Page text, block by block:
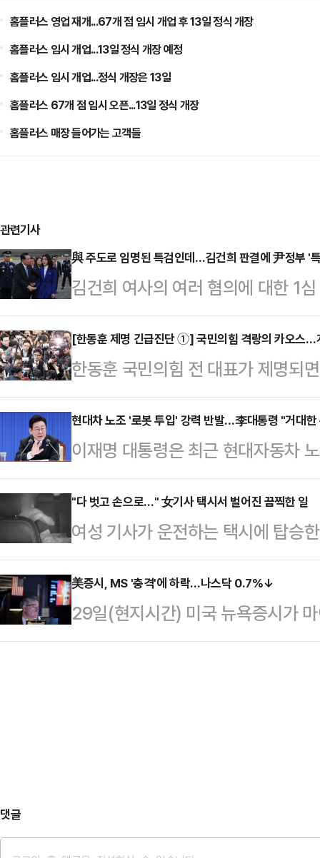
홈플러스 영업 재개...67개 점 임시 개업 후 13일 정식 개장
홈플러스 임시 개업...13일 정식 개장 예정
홈플러스 임시 개업...정식 개장은 13일
홈플러스 67개 점 임시 오픈...13일 정식 개장
홈플러스 매장 들어가는 고객들
관련기사
與 주도로 임명된 특검인데…김건희 판결에 尹정부 '
김건희 여사의 여러 혐의에 대한 1
있다. 통일교 뇌물 부분은 실형을
동력이었던 도이치모터스 주가조
고됐기 때문이다. 야권 일부에선 "
소한 사건 아니냐"라는 지적이 나
는 모양새다.국회 법제사법위원회
회의장 앞에서 기자회견을 열어 "
부족하다며 무죄를 …
[한동훈 제명 긴급진단 ①] 국민의힘 격랑의 카오스…
한동훈 국민의힘 전 대표가 제명되
친한(친한동훈)계는 한 전 대표의
며 거세게 반발하면서 장동혁 지도
혁 대표를 중심으로 한 당권파는 한
에 불과하다며 지지층 결집 과정을
내다보고 있다. 당 안팎에선 이 같
으로 보고 국민의힘의 위기가 더 커
는 29일 국회에서 …
현대차 노조 '로봇 투입' 강력 반발…李대통령 "거대한
이재명 대통령은 최근 현대자동차
드 로봇 '아틀라스' 도입 계획에 반
한 수레를 피할 수 없다. 어차피 올
했다.이 대통령은 29일 청와대에서
을 현장에 못 들어오게 하겠다고 어
아니고 투쟁 전략·전술의 일부겠지
차 노조는 지난 22일 휴머노이드
없이는 …
"다 벗고 손으로…" 女기사 택시서 벌어진 끔찍한 일
여성 기사가 운전하는 택시에 탑승
위까지 해 경찰에 체포됐다.지난
전을 하는 40대 여성이 겪은 충격
7월 22일 오후 10시쯤 울산 남구에
시 B씨는 중앙선을 넘고 택시를 가
美증시, MS '충격'에 하락…나스닥 0.7%↓
29일(현지시간) 미국 뉴욕증시가
진과 셧다운 위기 등의 영향으로
댓글